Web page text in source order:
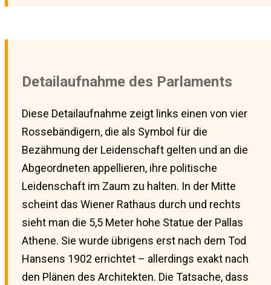
Detailaufnahme des Parlaments
Diese Detailaufnahme zeigt links einen von vier
Rossebändigern, die als Symbol für die
Bezähmung der Leidenschaft gelten und an die
Abgeordneten appellieren, ihre politische
Leidenschaft im Zaum zu halten. In der Mitte
scheint das Wiener Rathaus durch und rechts
sieht man die 5,5 Meter hohe Statue der Pallas
Athene. Sie wurde übrigens erst nach dem Tod
Hansens 1902 errichtet – allerdings exakt nach
den Plänen des Architekten. Die Tatsache, dass